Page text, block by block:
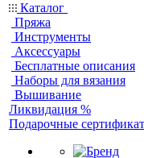
Каталог
Пряжа
Инструменты
Аксессуары
Бесплатные описания
Наборы для вязания
Вышивание
Ликвидация %
Подарочные